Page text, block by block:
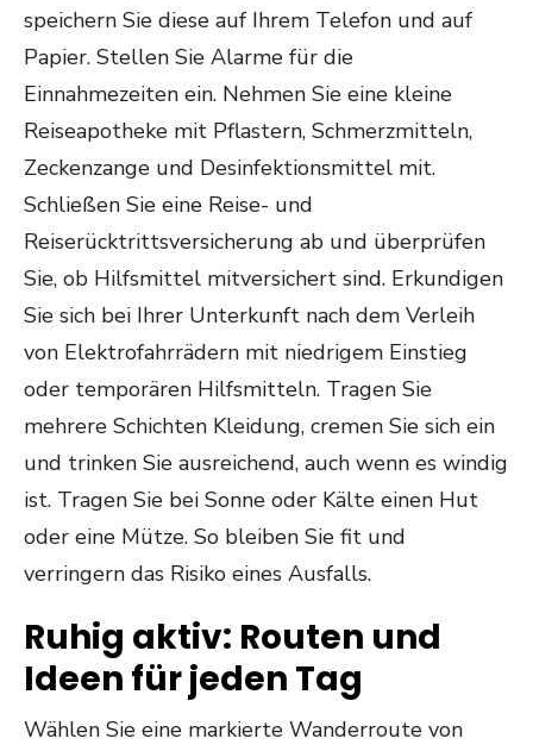
speichern Sie diese auf Ihrem Telefon und auf
Papier. Stellen Sie Alarme für die
Einnahmezeiten ein. Nehmen Sie eine kleine
Reiseapotheke mit Pflastern, Schmerzmitteln,
Zeckenzange und Desinfektionsmittel mit.
Schließen Sie eine Reise- und
Reiserücktrittsversicherung ab und überprüfen
Sie, ob Hilfsmittel mitversichert sind. Erkundigen
Sie sich bei Ihrer Unterkunft nach dem Verleih
von Elektrofahrrädern mit niedrigem Einstieg
oder temporären Hilfsmitteln. Tragen Sie
mehrere Schichten Kleidung, cremen Sie sich ein
und trinken Sie ausreichend, auch wenn es windig
ist. Tragen Sie bei Sonne oder Kälte einen Hut
oder eine Mütze. So bleiben Sie fit und
verringern das Risiko eines Ausfalls.
Ruhig aktiv: Routen und
Ideen für jeden Tag
Wählen Sie eine markierte Wanderroute von